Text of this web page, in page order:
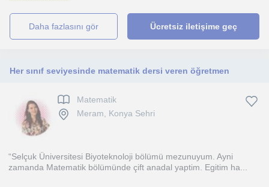
daha fazlasını gör Ücretsiz iletişime geç
Her sınıf seviyesinde matematik dersi veren öğretmen
Matematik
Meram, Konya Sehri
“Selçuk Üniversitesi Biyoteknoloji bölümü mezunuyum. Ayni
zamanda Matematik bölümünde çift anadal yaptim. Egitim ha...